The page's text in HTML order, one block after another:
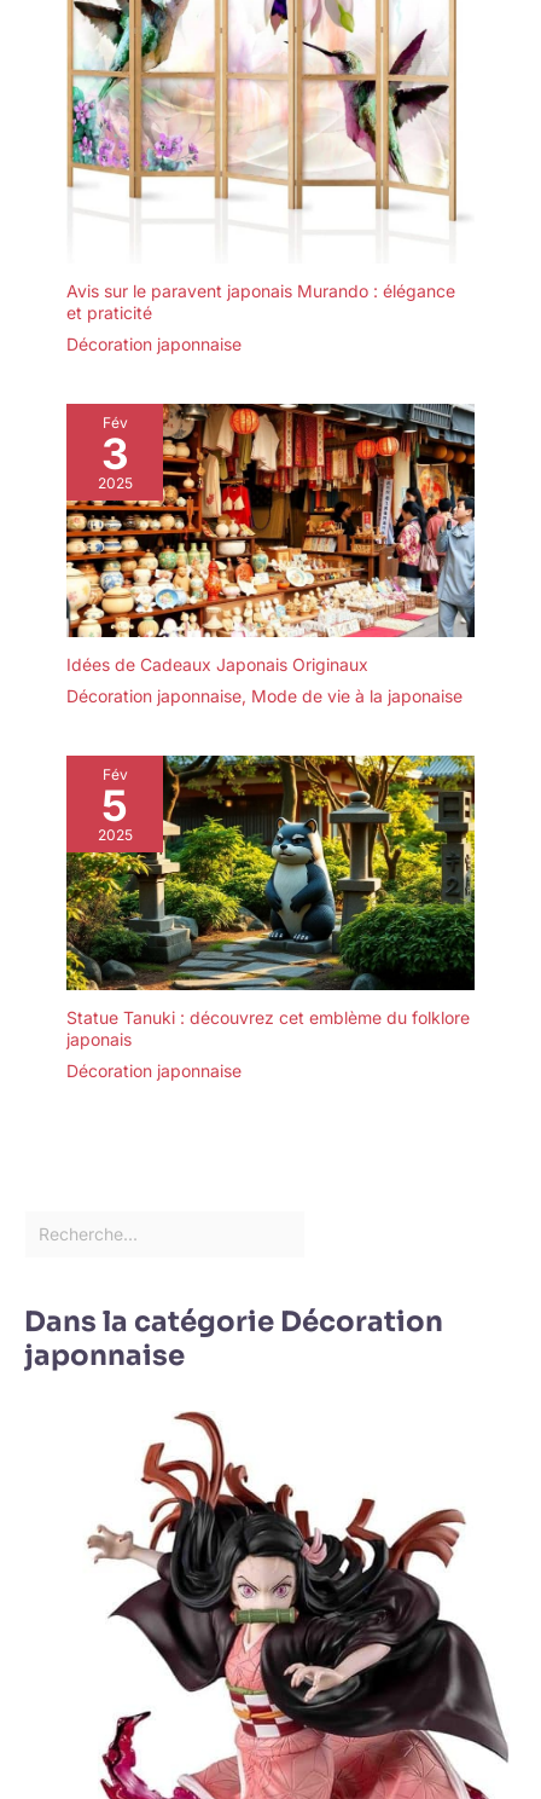
Avis sur le paravent japonais Murando : élégance
et praticité
Décoration japonnaise
Fév
3
2025
Idées de Cadeaux Japonais Originaux
Décoration japonnaise, Mode de vie à la japonaise
Fév
5
2025
Statue Tanuki : découvrez cet emblème du folklore
japonais
Décoration japonnaise
Dans la catégorie Décoration
japonnaise